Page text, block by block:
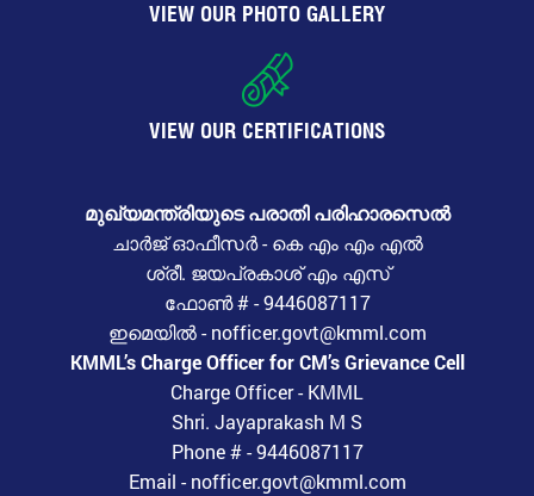
VIEW OUR PHOTO GALLERY
VIEW OUR CERTIFICATIONS
മുഖ്യമന്ത്രിയുടെ പരാതി പരിഹാരസെൽ
ചാർജ് ഓഫീസർ - കെ എം എം എൽ
ശ്രീ. ജയപ്രകാശ് എം എസ്
ഫോൺ # - 9446087117
ഇമെയിൽ - nofficer.govt@kmml.com
KMML’s Charge Officer for CM’s Grievance Cell
Charge Officer - KMML
Shri. Jayaprakash M S
Phone # - 9446087117
Email - nofficer.govt@kmml.com